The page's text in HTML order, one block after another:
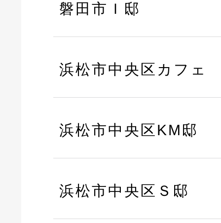
磐田市Ｉ邸
浜松市中央区カフェ
浜松市中央区KM邸
浜松市中央区Ｓ邸